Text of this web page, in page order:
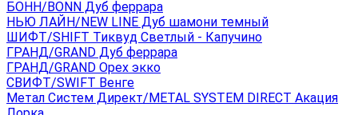
БОНН/BONN Дуб феррара
НЬЮ ЛАЙН/NEW LINE Дуб шамони темный
ШИФТ/SHIFT Тиквуд Светлый - Капучино
ГРАНД/GRAND Дуб феррара
ГРАНД/GRAND Орех экко
СВИФТ/SWIFT Венге
Метал Систем Директ/METAL SYSTEM DIRECT Акация